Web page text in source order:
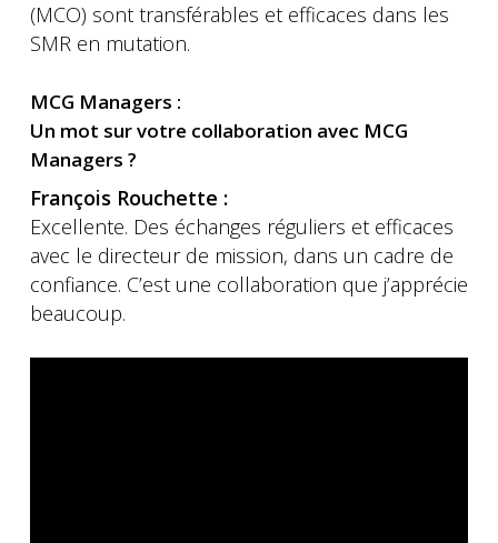
(MCO) sont transférables et efficaces dans les
SMR en mutation.
MCG Managers :
Un mot sur votre collaboration avec MCG
Managers ?
François Rouchette :
Excellente. Des échanges réguliers et efficaces
avec le directeur de mission, dans un cadre de
confiance. C’est une collaboration que j’apprécie
beaucoup.